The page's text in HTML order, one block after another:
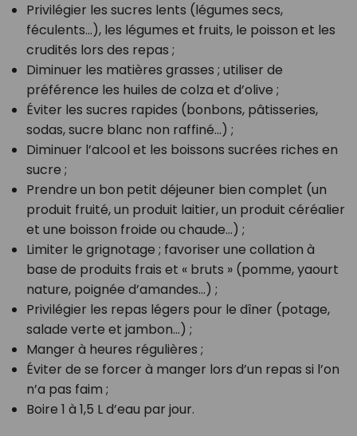
Privilégier les sucres lents (légumes secs,
féculents…), les légumes et fruits, le poisson et les
crudités lors des repas ;
Diminuer les matières grasses ; utiliser de
préférence les huiles de colza et d’olive ;
Éviter les sucres rapides (bonbons, pâtisseries,
sodas, sucre blanc non raffiné…) ;
Diminuer l’alcool et les boissons sucrées riches en
sucre ;
Prendre un bon petit déjeuner bien complet (un
produit fruité, un produit laitier, un produit céréalier
et une boisson froide ou chaude…) ;
Limiter le grignotage ; favoriser une collation à
base de produits frais et « bruts » (pomme, yaourt
nature, poignée d’amandes…) ;
Privilégier les repas légers pour le dîner (potage,
salade verte et jambon…) ;
Manger à heures régulières ;
Éviter de se forcer à manger lors d’un repas si l’on
n’a pas faim ;
Boire 1 à 1,5 L d’eau par jour.